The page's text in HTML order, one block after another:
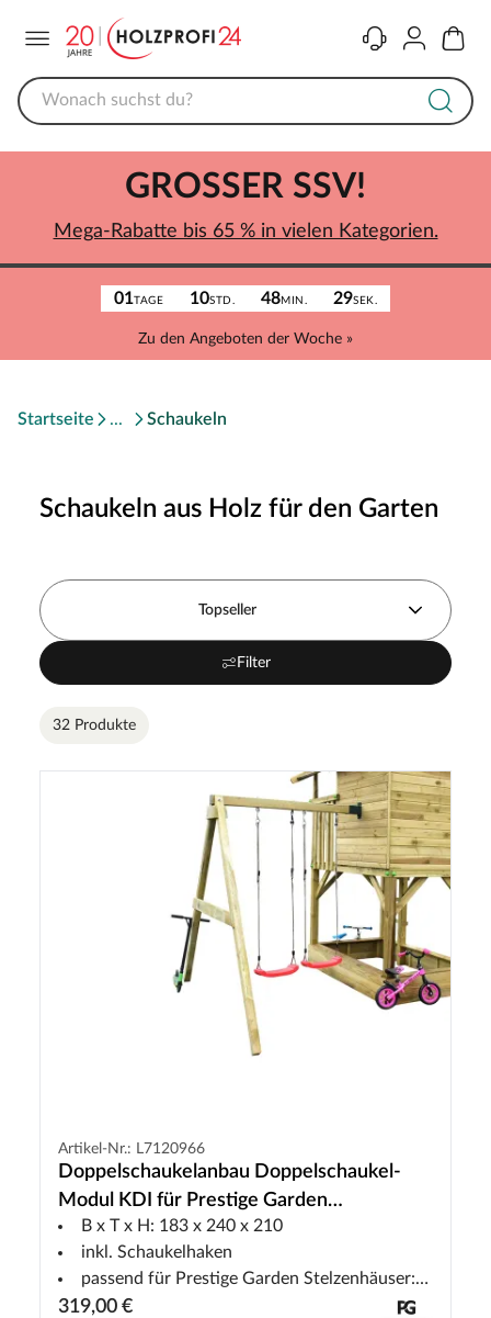
KontaktKonto
01TAGE 10STD. 48MIN. 29SEK.
Zu den Angeboten der Woche »
GROSSER SSV!
Mega-Rabatte bis 65 % in vielen Kategorien.
Startseite Schaukeln
Schaukeln aus Holz für den Garten
Topseller
Filter
32 Produkte
Artikel-Nr.: L7120966
Doppelschaukelanbau Doppelschaukel-
Modul KDI für Prestige Garden
Stelzenhäuser
B x T x H: 183 x 240 x 210
inkl. Schaukelhaken
passend für Prestige Garden Stelzenhäuser: Tree Hut
319,00 €